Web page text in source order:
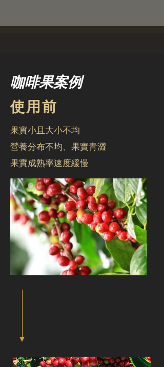
咖啡果案例
使用前
果實小且大小不均
營養分布不均、果實青澀
果實成熟率速度緩慢